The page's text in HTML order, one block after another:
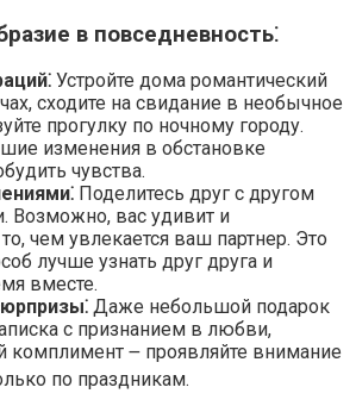
в повседневность⁚
Устройте дома романтический
сходите на свидание в необычное
прогулку по ночному городу.​
изменения в обстановке
чувства.​
Поделитесь друг с другом
Возможно, вас удивит и
то, чем увлекается ваш партнер.​ Это
лучше узнать друг друга и
вместе.​
Даже небольшой подарок
с признанием в любви,
комплимент ౼ проявляйте внимание
по праздникам.​